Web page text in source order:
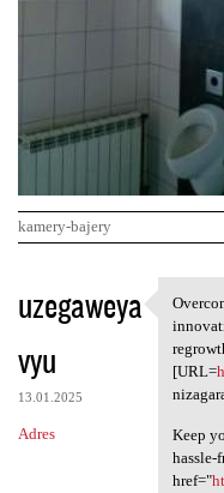
kamery-bajery
K
o
m
e
n
uzegaweya
vyu
13.01.2025
Adres
[URL=
Keep
hassle-
href="